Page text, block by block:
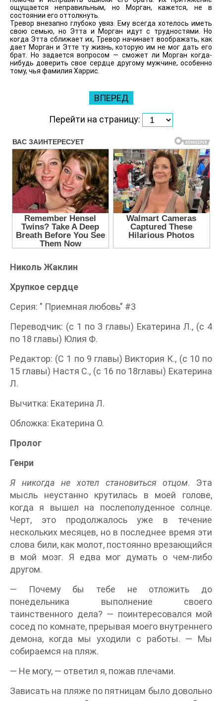
ощущается неправильным, но Морган, кажется, не в
состоянии его оттолкнуть.
Тревор внезапно глубоко увяз. Ему всегда хотелось иметь
свою семью, но Этта и Морган идут с трудностями. Но
когда Этта сближает их, Тревор начинает воображать, как
дает Морган и Этте ту жизнь, которую им не мог дать его
брат. Но задается вопросом — сможет ли Морган когда-
нибудь доверить свое сердце другому мужчине, особенно
тому, чья фамилия Харрис.
ВПЕРЕД
Перейти на страницу:
Николь Жаклин
Хрупкое сердце
Серия: " Приемная любовь" #3
Переводчик: (с 1 по 3 главы) Екатерина Л., (с 4
по 18 главы) Юлия Ф.
Редактор: (С 1 по 9 главы) Виктория К., (с 10 по
15 главы) Настя С., (с 16 по 18главы) Екатерина
Л.
Вычитка: Екатерина Л.
Обложка: Екатерина О.
Пролог
Генри
Я никогда не хотел становиться отцом. Эта
мысль неустанно крутилась в моей голове,
когда я вышел на послеполуденное солнце.
Черт, это продолжалось уже в течение
нескольких месяцев, но в последнее время эти
слова били, как молот, постоянно врезающийся
в мой мозг. Я едва мог думать о чем-либо
другом.
— Почему бы тебе не отложить до
понедельника выполнение своего
таинственного дела? — поинтересовался мой
сосед по комнате, прерывая моего внутреннего
демона, когда мы уходили с работы. — Мы
собираемся на пляж.
— Не могу, — ответил я, пожав плечами.
Зависать на пляже по пятницам было довольно